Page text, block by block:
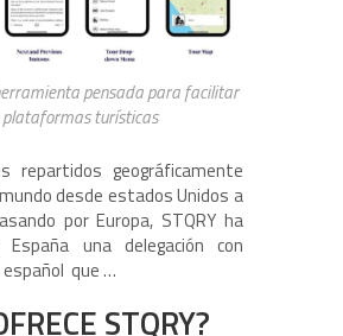
pensada para facilitar
plataformas turísticas
repartidos geográficamente
desde estados Unidos a
por Europa, STQRY ha
una delegación con
que …
STQRY?